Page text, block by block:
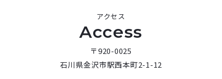
アクセス
Access
〒920-0025
石川県金沢市駅西本町2-1-12